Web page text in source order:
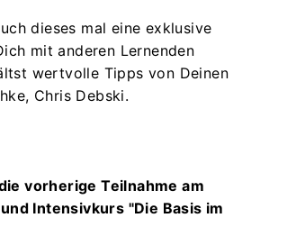
dieses mal eine exklusive
mit anderen Lernenden
wertvolle Tipps von Deinen
Chris Debski.
vorherige Teilnahme am
Intensivkurs "Die Basis im